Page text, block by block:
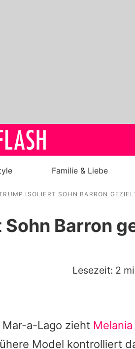
Familie & Liebe
ISOLIERT SOHN BARRON
Barron
Lesezeit: 2
a-Lago zieht
Model kontrolliert